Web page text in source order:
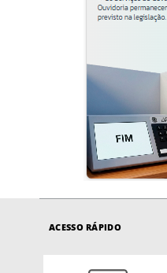
ACESSO RÁPIDO